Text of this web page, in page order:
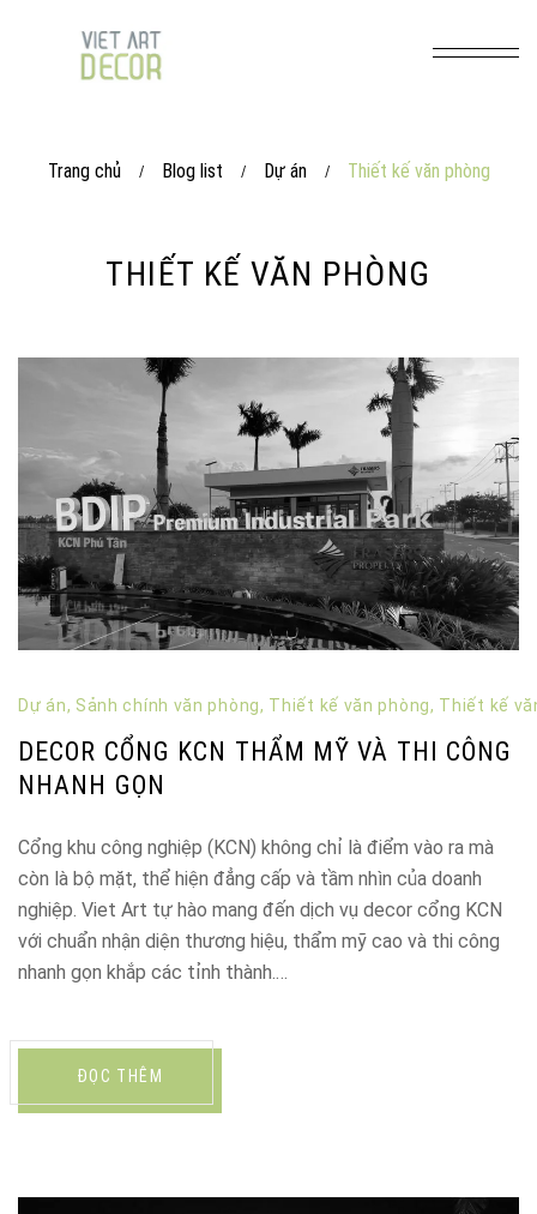
Trang chủ / Blog list / Dự án / Thiết kế văn phòng
THIẾT KẾ VĂN PHÒNG
Dự án, Sảnh chính văn phòng, Thiết kế văn phòng, Thiết kế
DECOR CỔNG KCN THẨM MỸ VÀ THI CÔNG
NHANH GỌN
Cổng khu công nghiệp (KCN) không chỉ là điểm vào ra mà
còn là bộ mặt, thể hiện đẳng cấp và tầm nhìn của doanh
nghiệp. Viet Art tự hào mang đến dịch vụ decor cổng KCN
với chuẩn nhận diện thương hiệu, thẩm mỹ cao và thi công
nhanh gọn khắp các tỉnh thành.…
ĐỌC THÊM